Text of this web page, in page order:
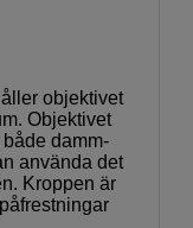
objektivet
Objektivet
damm-
använda det
Kroppen är